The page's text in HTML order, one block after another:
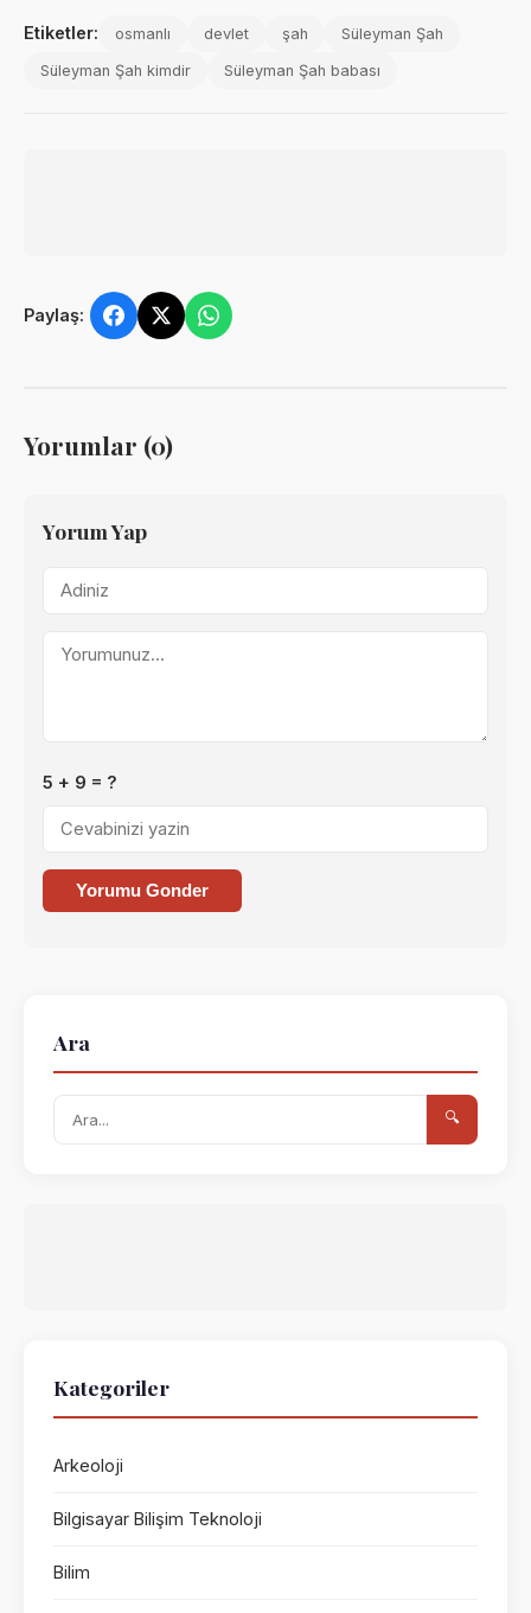
Etiketler: osmanlı devlet şah Süleyman Şah
Süleyman Şah kimdir Süleyman Şah babası
Paylaş:
Yorumlar (0)
Yorum Yap
5 + 9 = ?
Yorumu Gonder
Ara
🔍
Kategoriler
Arkeoloji
Bilgisayar Bilişim Teknoloji
Bilim